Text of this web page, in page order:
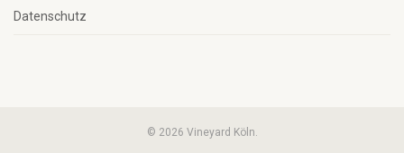
Datenschutz
© 2026 Vineyard Köln.